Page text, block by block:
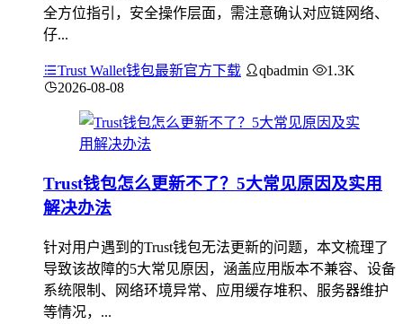
全方位指引，安全操作层面，需注意确认对应链网络、
仔...
Trust Wallet钱包最新官方下载 qbadmin
1.3K
2026-08-08
Trust钱包怎么更新不了？5大常见原因及实用
解决办法
针对用户遇到的Trust钱包无法更新的问题，本文梳理了
导致该故障的5大常见原因，涵盖应用版本不兼容、设备
系统限制、网络环境异常、应用缓存堆积、服务器维护
等情况，...